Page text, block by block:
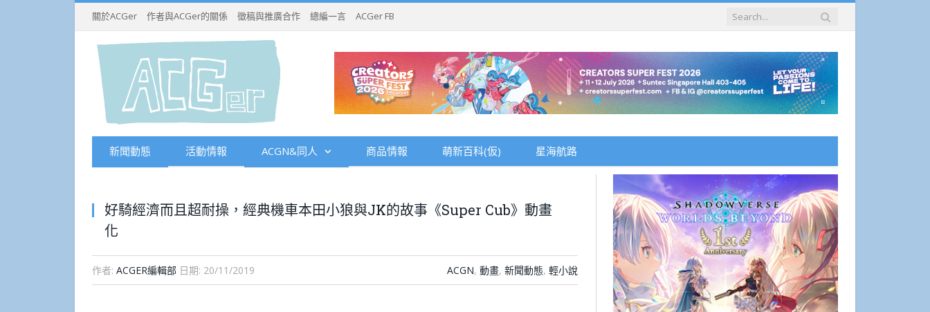
關於ACGer 作者與ACGer的關係 徵稿與推廣合作 總編一言 ACGer FB
新聞動態 活動情報 ACGN&同人 商品情報 萌新百科(仮) 星海航路
好騎經濟而且超耐操，經典機車本田小狼與JK的故事《Super Cub》動畫
化
作者: ACGER編輯部 日期: 20/11/2019 ACGN, 動畫, 新聞動態, 輕小說